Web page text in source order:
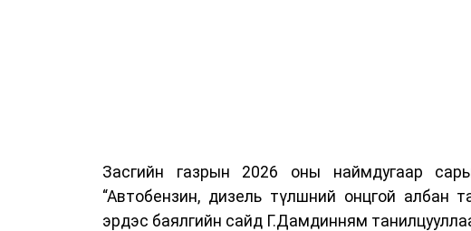
Засгийн газрын 2026 оны наймдугаар
“Автобензин, дизель түлшний онцгой албан
эрдэс баялгийн сайд Г.Дамдинням